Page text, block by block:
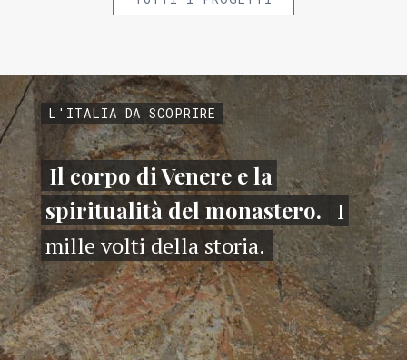
L'ITALIA DA SCOPRIRE
Il corpo di Venere e la
spiritualità del monastero. I
mille volti della storia.